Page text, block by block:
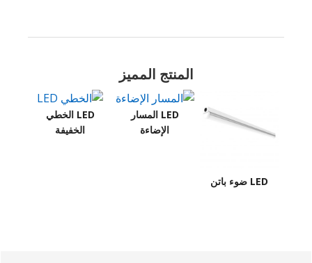
المنتج المميز
LED الخطي
الخفيفة
LED المسار
الإضاءة
LED ضوء باتن